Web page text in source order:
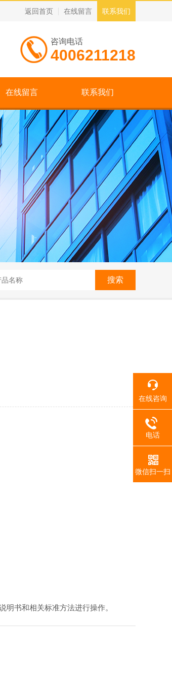
返回首页 在线留言 联系我们
咨询电话
4006211218
在线留言 联系我们
书和相关标准方法进行操作。
在线咨询
电话
微信扫一扫